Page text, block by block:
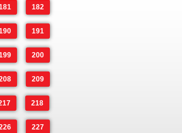
182
191
200
209
218
227